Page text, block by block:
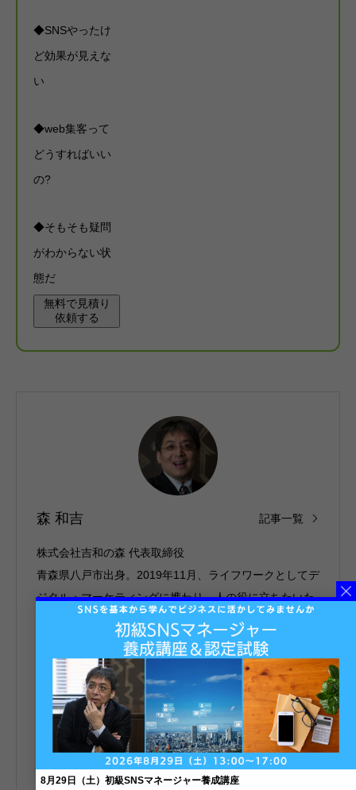
◆SNSやったけ
ど効果が見えな
い
◆web集客って
どうすればいい
の?
◆そもそも疑問
がわからない状
態だ
無料で見積り
依頼する
森 和吉 記事一覧
株式会社吉和の森 代表取締役
青森県八戸市出身。2019年11月、ライフワークとしてデ
ジタル・マーケティングに携わり、人の役に立ちたいた
いと思い起業。さまざまな業態・業種の事業案件を手掛
けている。コンテンツ立ち上げ後の集客や運用、コンテ
ンツを持っている事業者との「アライアンス業務」、
「Webを使った集客」を強みとするウェブ解析士マスタ
ー、チーフSNSマネージャー、提案型ウェブアナリス
ト。
著書：日本一詳しいWeb集客術「デジタル・マーケティ
ング超入門」（https://amzn.asia/d/4fMhaK8）
8月29日（土）初級SNSマネージャー養成講座